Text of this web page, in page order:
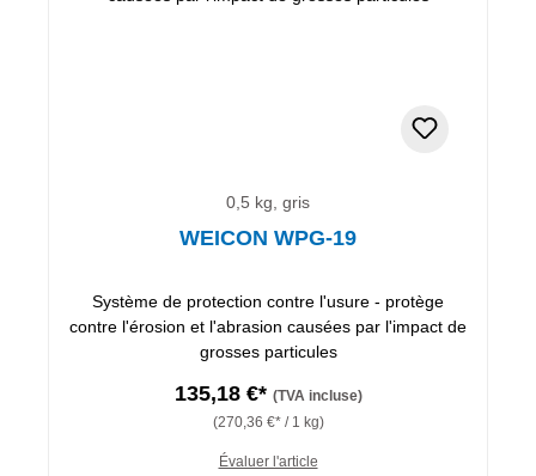
0,5 kg, gris
WEICON WPG-19
Système de protection contre l'usure - protège
contre l'érosion et l'abrasion causées par l'impact de
grosses particules
135,18 €* (TVA incluse)
(270,36 €* / 1 kg)
Évaluer l'article